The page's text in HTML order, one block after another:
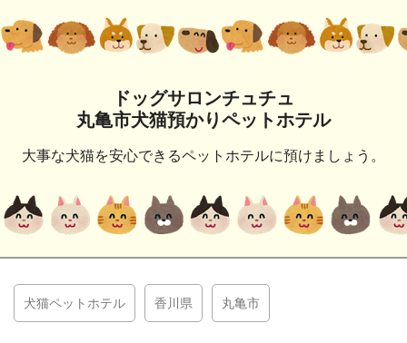
ドッグサロンチュチュ
丸亀市犬猫預かりペットホテル
大事な犬猫を安心できるペットホテルに預けましょう。
犬猫ペットホテル 香川県 丸亀市